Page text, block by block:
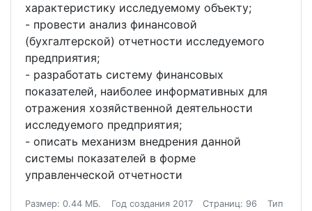
характеристику исследуемому объекту;
- провести анализ финансовой
(бухгалтерской) отчетности исследуемого
предприятия;
- разработать систему финансовых
показателей, наиболее информативных для
отражения хозяйственной деятельности
исследуемого предприятия;
- описать механизм внедрения данной
системы показателей в форме
управленческой отчетности
Размер: 0.44 МБ. Год создания 2017 Страниц: 96
Тип